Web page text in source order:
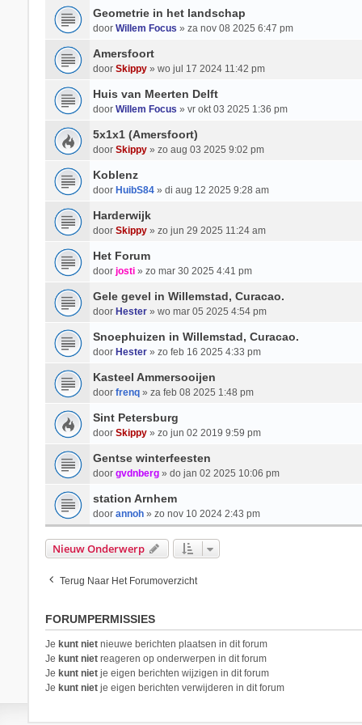
Geometrie in het landschap
door Willem Focus » za nov 08 2025 6:47 pm
Amersfoort
door Skippy» wo jul 17 2024 11:42 pm
Huis van Meerten Delft
door Willem Focus » vr okt 03 2025 1:36 pm
5x1x1 (Amersfoort)
door Skippy» zo aug 03 2025 9:02 pm
Koblenz
door HuibS84» di aug 12 2025 9:28 am
Harderwijk
door Skippy» zo jun 29 2025 11:24 am
Het Forum
door josti» zo mar 30 2025 4:41 pm
Gele gevel in Willemstad, Curacao.
door Hester» wo mar 05 2025 4:54 pm
Snoephuizen in Willemstad, Curacao.
door Hester» zo feb 16 2025 4:33 pm
Kasteel Ammersooijen
door frenq» za feb 08 2025 1:48 pm
Sint Petersburg
door Skippy» zo jun 02 2019 9:59 pm
Gentse winterfeesten
door gvdnberg» do jan 02 2025 10:06 pm
station Arnhem
door annoh» zo nov 10 2024 2:43 pm
Nieuw Onderwerp
Terug Naar Het Forumoverzicht
FORUMPERMISSIES
Je kunt nietnieuwe berichten plaatsen in dit forum
Je kunt nietreageren op onderwerpen in dit forum
Je kunt nietje eigen berichten wijzigen in dit forum
Je kunt nietje eigen berichten verwijderen in dit forum